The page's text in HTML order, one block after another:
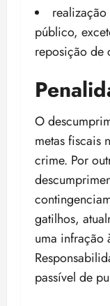
público,
reposição de
O
metas fiscais
crime. Por
gatilhos,
uma infração
passível de